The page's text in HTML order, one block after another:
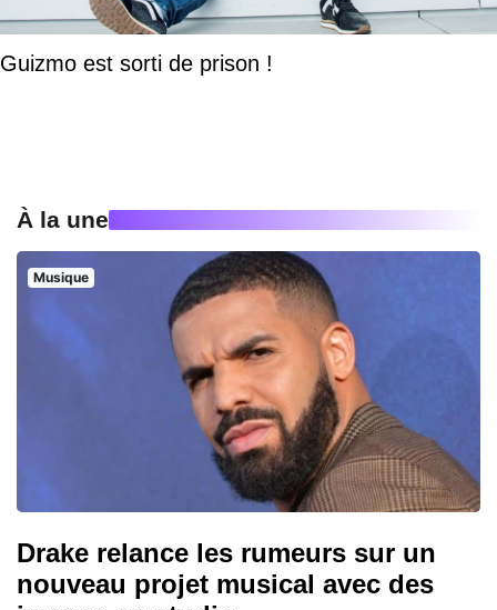
Guizmo est sorti de prison !
À la une
Musique
Drake relance les rumeurs sur un
nouveau projet musical avec des